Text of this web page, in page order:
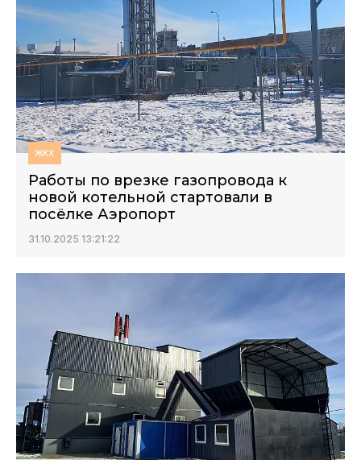
ЖКХ
Работы по врезке газопровода к
новой котельной стартовали в
посёлке Аэропорт
31.10.2025 13:21:22